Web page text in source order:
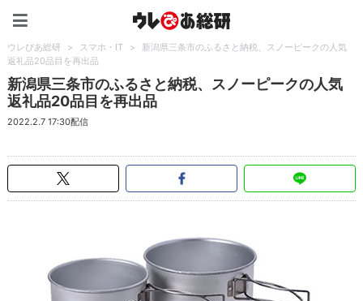
ウレぴあ総研 > スマホ・IT >
新潟県三条市のふるさと納税、スノーピークの人気
返礼品20品目を再出品
新潟県三条市のふるさと納税、スノーピークの人気
返礼品20品目を再出品
2022.2.7 17:30配信